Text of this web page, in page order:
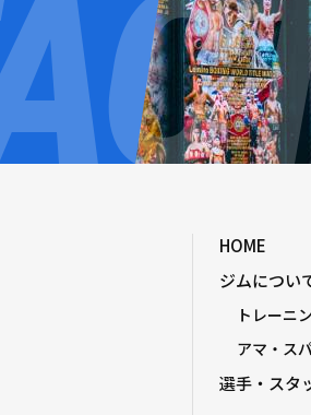
HOME
ジムについ
トレーニ
アマ・ス
選手・スタ